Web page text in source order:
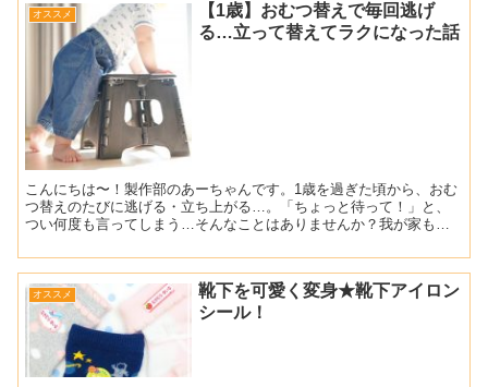
オススメ
【1歳】おむつ替えで毎回逃げ
る…立って替えてラクになった話
こんにちは〜！製作部のあーちゃんです。1歳を過ぎた頃から、おむ
つ替えのたびに逃げる・立ち上がる…。「ちょっと待って！」と、
つい何度も言ってしまう…そんなことはありませんか？我が家も、
オススメ
靴下を可愛く変身★靴下アイロン
シール！